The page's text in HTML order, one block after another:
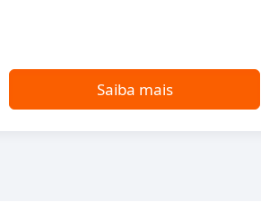
Saiba mais